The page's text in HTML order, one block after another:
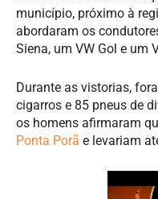
município, próximo à
abordaram os
Siena, um VW Gol e um
Durante as vistorias,
cigarros e 85 pneus de
os homens afirmaram
Ponta Porã e levariam